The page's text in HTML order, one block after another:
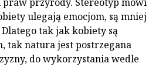
ulegają emocjom, są mniej
tak jak kobiety są
tak natura jest postrzegana
do wykorzystania wedle